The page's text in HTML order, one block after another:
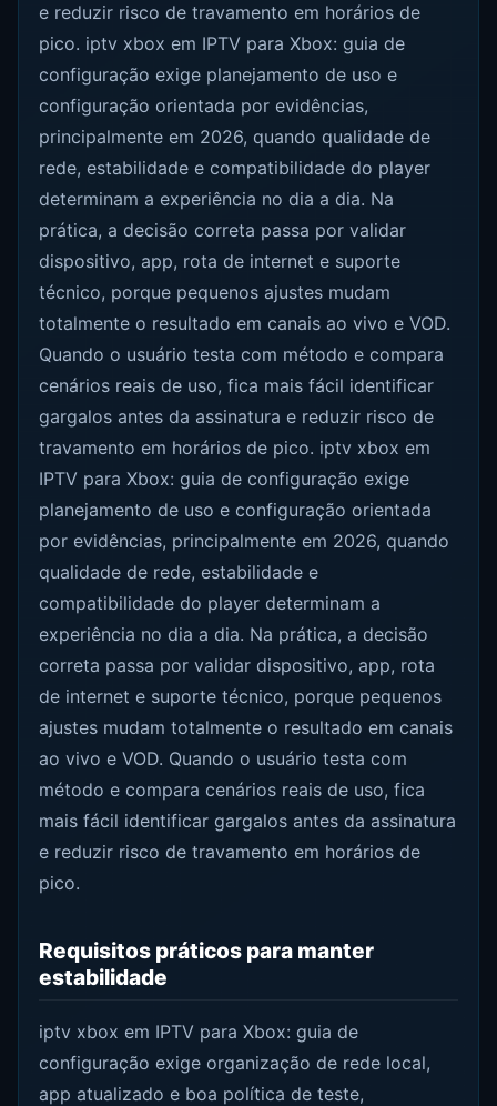
e reduzir risco de travamento em horários de
pico. iptv xbox em IPTV para Xbox: guia de
configuração exige planejamento de uso e
configuração orientada por evidências,
principalmente em 2026, quando qualidade de
rede, estabilidade e compatibilidade do player
determinam a experiência no dia a dia. Na
prática, a decisão correta passa por validar
dispositivo, app, rota de internet e suporte
técnico, porque pequenos ajustes mudam
totalmente o resultado em canais ao vivo e VOD.
Quando o usuário testa com método e compara
cenários reais de uso, fica mais fácil identificar
gargalos antes da assinatura e reduzir risco de
travamento em horários de pico. iptv xbox em
IPTV para Xbox: guia de configuração exige
planejamento de uso e configuração orientada
por evidências, principalmente em 2026, quando
qualidade de rede, estabilidade e
compatibilidade do player determinam a
experiência no dia a dia. Na prática, a decisão
correta passa por validar dispositivo, app, rota
de internet e suporte técnico, porque pequenos
ajustes mudam totalmente o resultado em canais
ao vivo e VOD. Quando o usuário testa com
método e compara cenários reais de uso, fica
mais fácil identificar gargalos antes da assinatura
e reduzir risco de travamento em horários de
pico.
Requisitos práticos para manter
estabilidade
iptv xbox em IPTV para Xbox: guia de
configuração exige organização de rede local,
app atualizado e boa política de teste,